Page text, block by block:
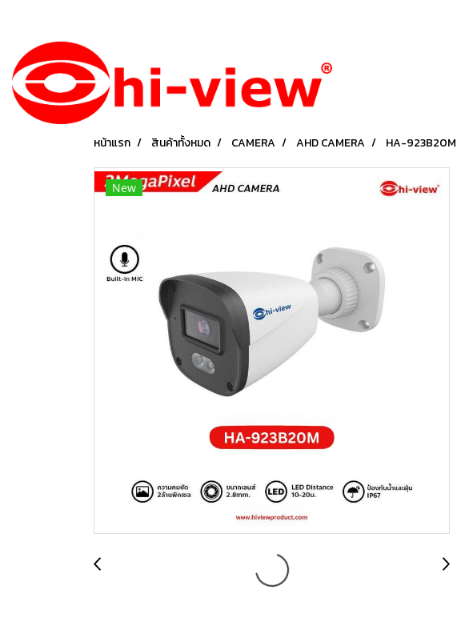
หน้าแรก สินค้าทั้งหมด CAMERA AHD CAMERA HA-923B20M
New